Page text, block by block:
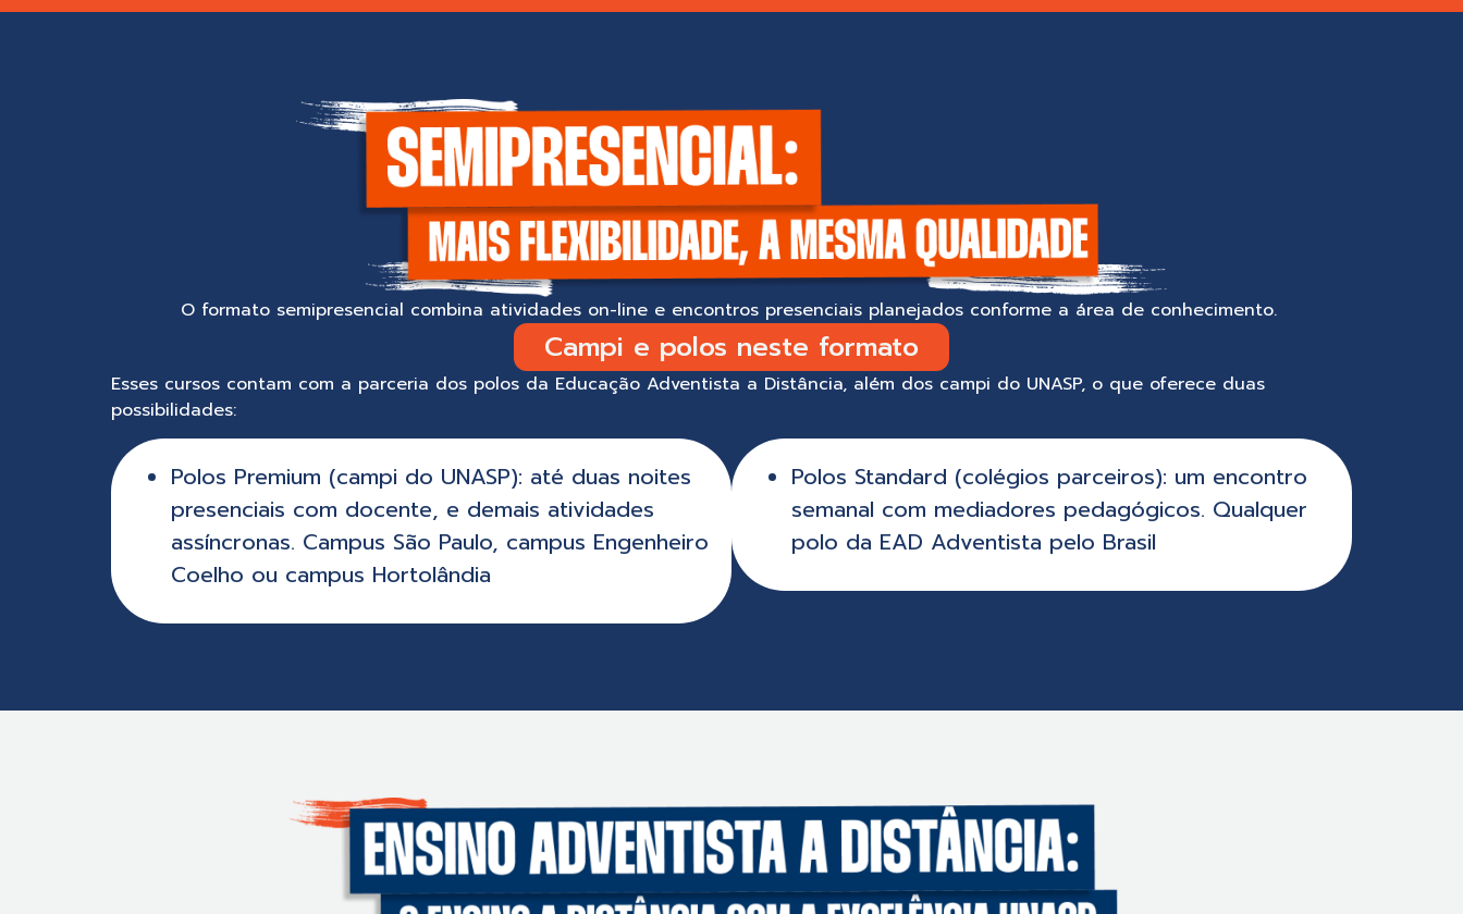
O formato semipresencial combina atividades on-line e encontros presenciais planejados conforme a área de conhecimento.
Campi e polos neste formato
Esses cursos contam com a parceria dos polos da Educação Adventista a Distância, além dos campi do UNASP, o que oferece duas
possibilidades:
Polos Premium (campi do UNASP): até duas noites
presenciais com docente, e demais atividades
assíncronas. Campus São Paulo, campus Engenheiro
Coelho ou campus Hortolândia
Polos Standard (colégios parceiros): um encontro
semanal com mediadores pedagógicos. Qualquer
polo da EAD Adventista pelo Brasil